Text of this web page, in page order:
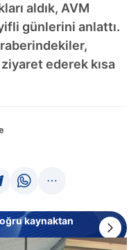
aldık, AVM
günlerini anlattı.
ederek kısa
kaynaktan